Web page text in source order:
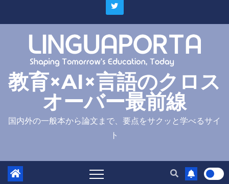
教育×AI×言語のクロス
オーバー最前線
国内外の一般本から論文まで、要点をサクッと学べるサイ
ト